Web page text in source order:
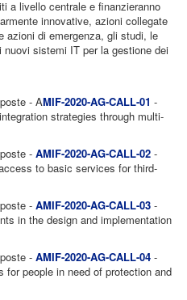
a livello centrale e finanzieranno
innovative, azioni collegate
azioni di emergenza, gli studi, le
sistemi IT per la gestione dei
- AMIF-2020-AG-CALL-01 -
strategies through multi-
- AMIF-2020-AG-CALL-02 -
to basic services for third-
- AMIF-2020-AG-CALL-03 -
in the design and implementation
- AMIF-2020-AG-CALL-04 -
for people in need of protection and